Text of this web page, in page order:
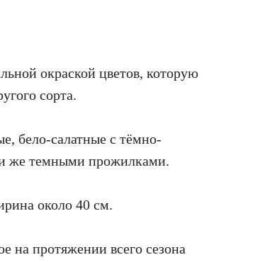
окраской цветов, которую
сорта.
бело-салатные с тёмно-
же темными прожилками.
около 40 см.
на протяжении всего сезона